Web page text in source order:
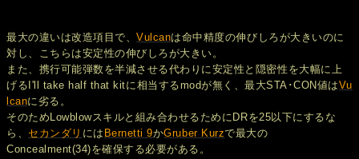
最大の違いは改造項目で、Vulcanは命中精度の伸びしろが大きいのに
対し、こちらは安定性の伸びしろが大きい。
また、携行可能弾数を半減させる代わりに安定性と隠密性を大幅に上
げるI'll take half that kitに相当するmodが無く、最大STA･CON値はVu
lcanに劣る。
そのためLowblowスキルと組み合わせるためにDRを25以下にするな
ら、 セカンダリ には Bernetti 9かGruber Kurzで最大の
Concealment(34)を確保する必要がある。